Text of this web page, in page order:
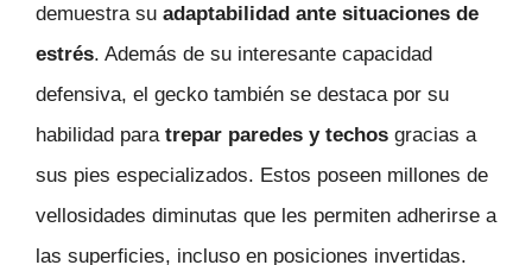
demuestra su adaptabilidad ante situaciones de
estrés. Además de su interesante capacidad
defensiva, el gecko también se destaca por su
habilidad para trepar paredes y techos gracias a
sus pies especializados. Estos poseen millones de
vellosidades diminutas que les permiten adherirse a
las superficies, incluso en posiciones invertidas.